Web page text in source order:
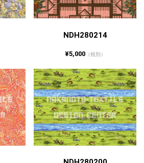
NDH280214
¥5,000（税別）